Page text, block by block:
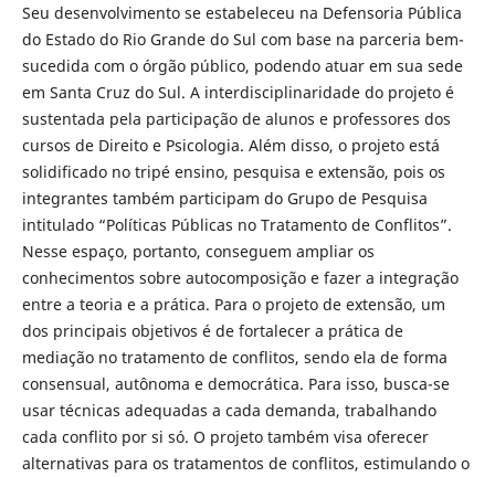
Seu desenvolvimento se estabeleceu na Defensoria Pública
do Estado do Rio Grande do Sul com base na parceria bem-
sucedida com o órgão público, podendo atuar em sua sede
em Santa Cruz do Sul. A interdisciplinaridade do projeto é
sustentada pela participação de alunos e professores dos
cursos de Direito e Psicologia. Além disso, o projeto está
solidificado no tripé ensino, pesquisa e extensão, pois os
integrantes também participam do Grupo de Pesquisa
intitulado “Políticas Públicas no Tratamento de Conflitos”.
Nesse espaço, portanto, conseguem ampliar os
conhecimentos sobre autocomposição e fazer a integração
entre a teoria e a prática. Para o projeto de extensão, um
dos principais objetivos é de fortalecer a prática de
mediação no tratamento de conflitos, sendo ela de forma
consensual, autônoma e democrática. Para isso, busca-se
usar técnicas adequadas a cada demanda, trabalhando
cada conflito por si só. O projeto também visa oferecer
alternativas para os tratamentos de conflitos, estimulando o